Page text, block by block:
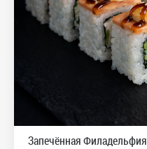
Запечённая Филадельфия